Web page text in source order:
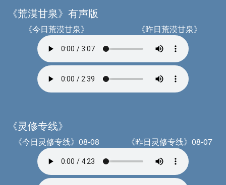
《荒漠甘泉》有声版
《今日荒漠甘泉》 《昨日荒漠甘泉》
《灵修专线》
《今日灵修专线》08-08 《昨日灵修专线》08-07